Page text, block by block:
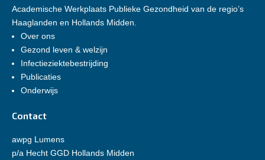
Academische Werkplaats Publieke Gezondheid van de regio’s
Haaglanden en Hollands Midden.
Over ons
Gezond leven & welzijn
Infectieziektebestrijding
Publicaties
Onderwijs
Contact
awpg Lumens
p/a Hecht GGD Hollands Midden